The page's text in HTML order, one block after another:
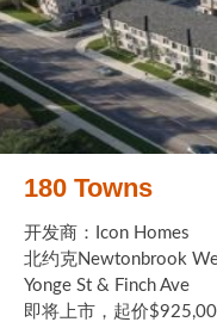
180 Towns
开发商：Icon Homes
北约克Newtonbrook
Yonge St & Finch Ave
即将上市，起价